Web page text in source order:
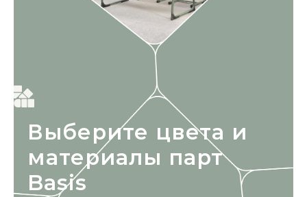
Выберите цвета и
материалы парт
Basis